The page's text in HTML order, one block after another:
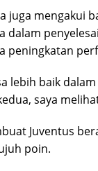
juga mengakui
dalam
peningkatan
lebih baik
saya
Juventus
poin.